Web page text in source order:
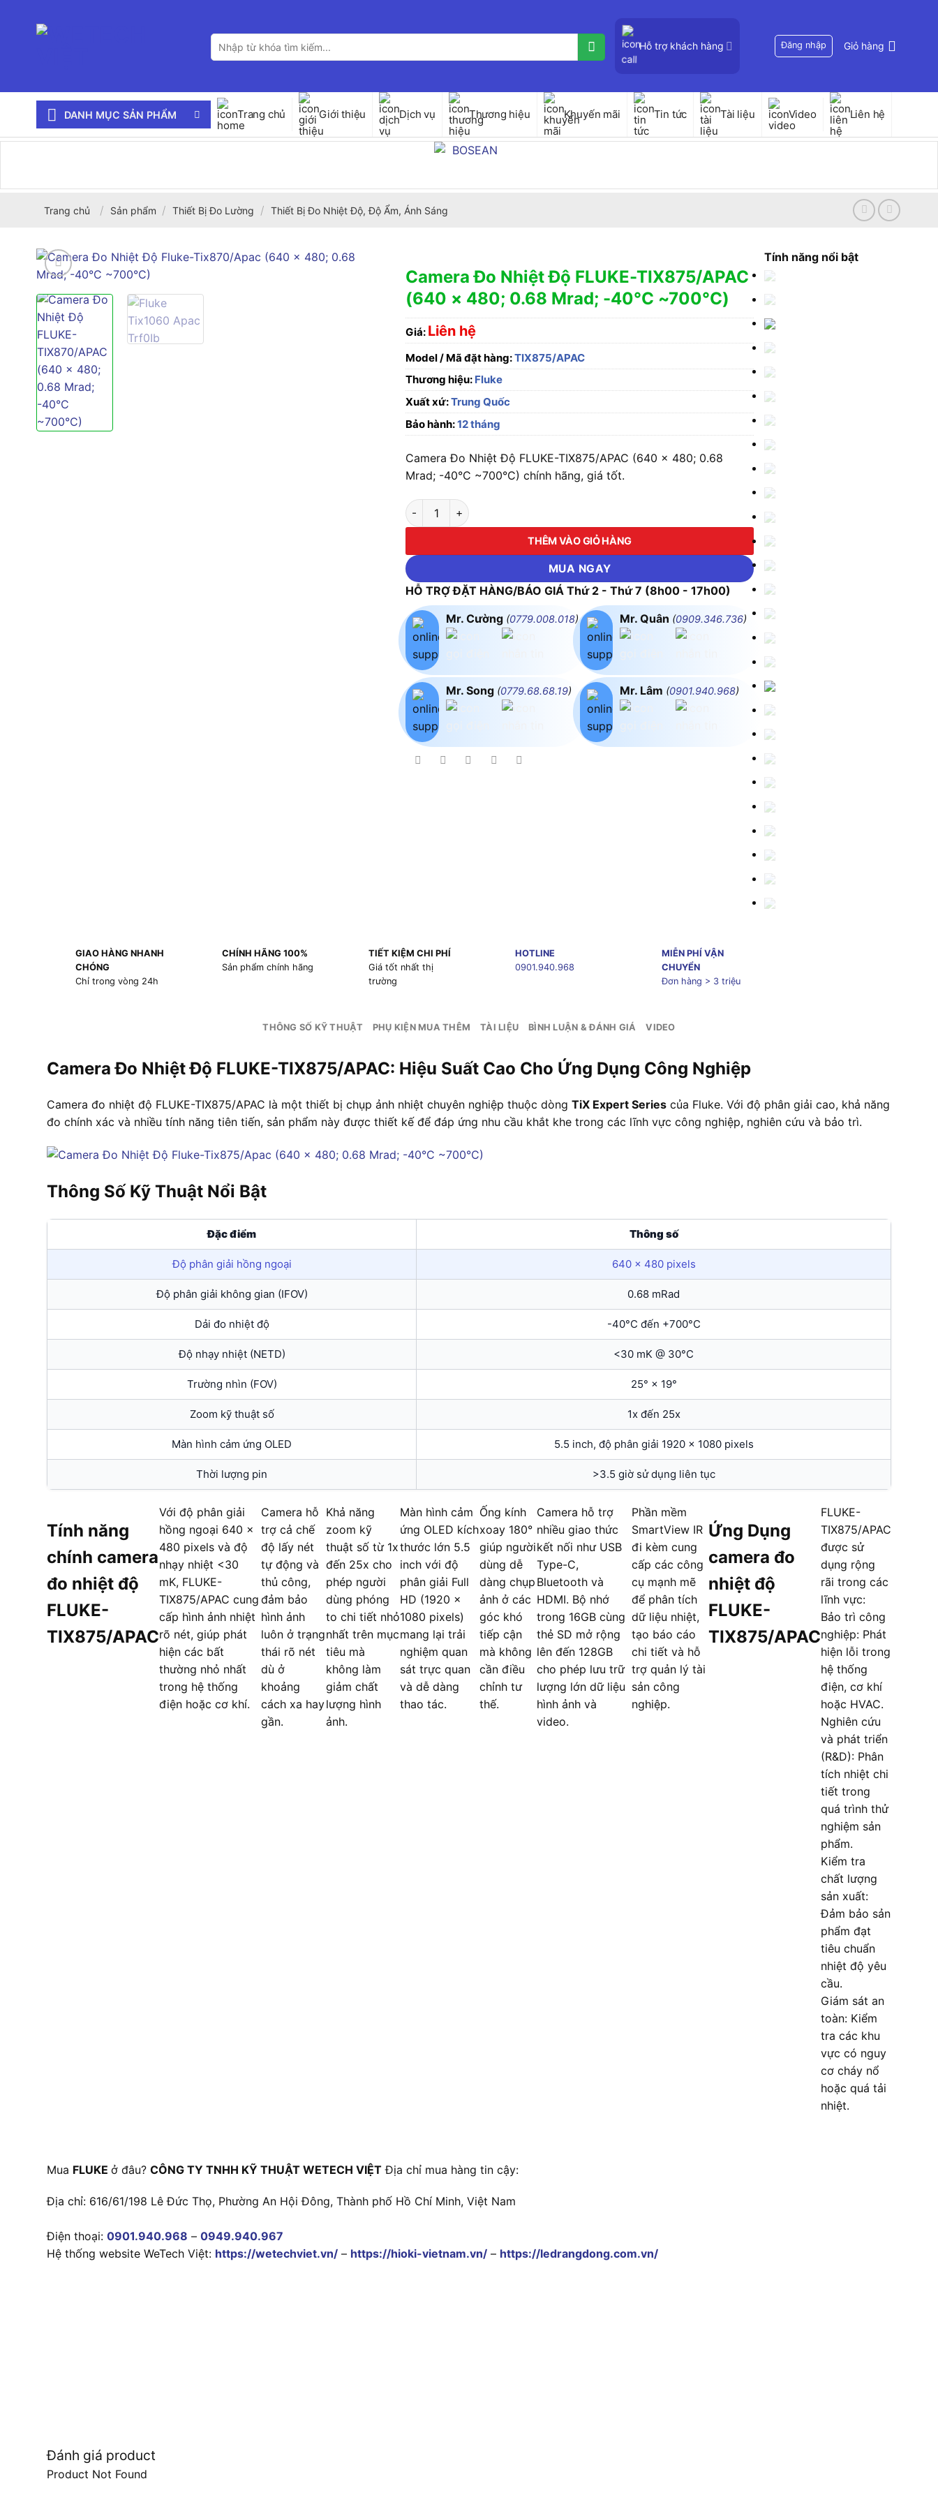
Tìm
kiếm:
Hỗ trợ khách hàng Đăng nhập Giỏ hàng
DANH MỤC SẢN PHẨM Trang chủ Giới thiệu Dịch vụ Thương hiệu Khuyến mãi Tin tức Tài liệu Video Liên hệ
Trang chủ / Sản phẩm / Thiết Bị Đo Lường / Thiết Bị Đo Nhiệt Độ, Độ Ẩm, Ánh Sáng
Camera Đo Nhiệt Độ FLUKE-TIX875/APAC
(640 × 480; 0.68 Mrad; -40°C ~700°C)
Giá: Liên hệ
Model / Mã đặt hàng:TIX875/APAC
Thương hiệu: Fluke
Xuất xứ:Trung Quốc
Bảo hành:12 tháng
Camera Đo Nhiệt Độ FLUKE-TIX875/APAC (640 × 480; 0.68
Mrad; -40°C ~700°C) chính hãng, giá tốt.
Camera Đo Nhiệt Độ FLUKE-TIX875/APAC (640 × 480; 0.68 Mrad; -40°C ~700°C) số lượng
THÊM VÀO GIỎ HÀNG
MUA NGAY
HỖ TRỢ ĐẶT HÀNG/BÁO GIÁ Thứ 2 - Thứ 7 (8h00 - 17h00)
Mr. Cường (0779.008.018)
Mr. Song (0779.68.68.19)
Mr. Quân (0909.346.736)
Mr. Lâm (0901.940.968)
Tính năng nổi bật
GIAO HÀNG NHANH
CHÓNG
Chỉ trong vòng 24h
CHÍNH HÃNG 100%
Sản phẩm chính hãng
TIẾT KIỆM CHI PHÍ
Giá tốt nhất thị
trường
HOTLINE
0901.940.968
MIỄN PHÍ VẬN
CHUYỂN
Đơn hàng > 3 triệu
THÔNG SỐ KỸ THUẬT PHỤ KIỆN MUA THÊM TÀI LIỆU BÌNH LUẬN & ĐÁNH GIÁ VIDEO
Camera Đo Nhiệt Độ FLUKE-TIX875/APAC: Hiệu Suất Cao Cho Ứng Dụng Công Nghiệp
Camera đo nhiệt độ FLUKE-TIX875/APAC là một thiết bị chụp ảnh nhiệt chuyên nghiệp thuộc dòng TiX Expert Series của Fluke. Với độ phân giải cao, khả năng
đo chính xác và nhiều tính năng tiên tiến, sản phẩm này được thiết kế để đáp ứng nhu cầu khắt khe trong các lĩnh vực công nghiệp, nghiên cứu và bảo trì.
Thông Số Kỹ Thuật Nổi Bật
Đặc điểm Thông số
Độ phân giải hồng ngoại 640 × 480 pixels
Độ phân giải không gian (IFOV) 0.68 mRad
Dải đo nhiệt độ -40°C đến +700°C
Độ nhạy nhiệt (NETD) <30 mK @ 30°C
Trường nhìn (FOV) 25° × 19°
Zoom kỹ thuật số 1x đến 25x
Màn hình cảm ứng OLED 5.5 inch, độ phân giải 1920 × 1080 pixels
Thời lượng pin >3.5 giờ sử dụng liên tục
Tính năng
chính camera
đo nhiệt độ
FLUKE-
TIX875/APAC
Với độ phân giải
hồng ngoại 640 ×
480 pixels và độ
nhạy nhiệt <30
mK, FLUKE-
TIX875/APAC cung
cấp hình ảnh nhiệt
rõ nét, giúp phát
hiện các bất
thường nhỏ nhất
trong hệ thống
điện hoặc cơ khí.
Camera hỗ
trợ cả chế
độ lấy nét
tự động và
thủ công,
đảm bảo
hình ảnh
luôn ở trạng
thái rõ nét
dù ở
khoảng
cách xa hay
gần.
Khả năng
zoom kỹ
thuật số từ 1x
đến 25x cho
phép người
dùng phóng
to chi tiết nhỏ
nhất trên mục
tiêu mà
không làm
giảm chất
lượng hình
ảnh.
Màn hình cảm
ứng OLED kích
thước lớn 5.5
inch với độ
phân giải Full
HD (1920 ×
1080 pixels)
mang lại trải
nghiệm quan
sát trực quan
và dễ dàng
thao tác.
Ống kính
xoay 180°
giúp người
dùng dễ
dàng chụp
ảnh ở các
góc khó
tiếp cận
mà không
cần điều
chỉnh tư
thế.
Camera hỗ trợ
nhiều giao thức
kết nối như USB
Type-C,
Bluetooth và
HDMI. Bộ nhớ
trong 16GB cùng
thẻ SD mở rộng
lên đến 128GB
cho phép lưu trữ
lượng lớn dữ liệu
hình ảnh và
video.
Phần mềm
SmartView IR
đi kèm cung
cấp các công
cụ mạnh mẽ
để phân tích
dữ liệu nhiệt,
tạo báo cáo
chi tiết và hỗ
trợ quản lý tài
sản công
nghiệp.
Ứng Dụng
camera đo
nhiệt độ
FLUKE-
TIX875/APAC
FLUKE-
TIX875/APAC
được sử
dụng rộng
rãi trong các
lĩnh vực:
Bảo trì công
nghiệp: Phát
hiện lỗi trong
hệ thống
điện, cơ khí
hoặc HVAC.
Nghiên cứu
và phát triển
(R&D): Phân
tích nhiệt chi
tiết trong
quá trình thử
nghiệm sản
phẩm.
Kiểm tra
chất lượng
sản xuất:
Đảm bảo sản
phẩm đạt
tiêu chuẩn
nhiệt độ yêu
cầu.
Giám sát an
toàn: Kiểm
tra các khu
vực có nguy
cơ cháy nổ
hoặc quá tải
nhiệt.
Mua FLUKE ở đâu? CÔNG TY TNHH KỸ THUẬT WETECH VIỆT Địa chỉ mua hàng tin cậy:
Địa chỉ: 616/61/198 Lê Đức Thọ, Phường An Hội Đông, Thành phố Hồ Chí Minh, Việt Nam
Điện thoại: 0901.940.968 – 0949.940.967
Hệ thống website WeTech Việt: https://wetechviet.vn/ – https://hioki-vietnam.vn/ – https://ledrangdong.com.vn/
Đánh giá product
Product Not Found